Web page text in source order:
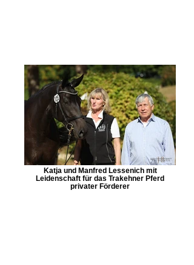
Katja und Manfred Lessenich mit
Leidenschaft für das Trakehner Pferd
privater Förderer